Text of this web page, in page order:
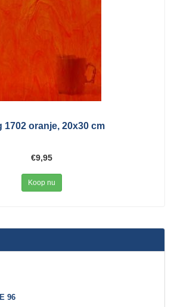
1702 oranje, 20x30 cm
€9,95
Koop nu
96